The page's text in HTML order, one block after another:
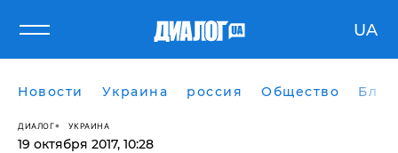
UA
Новости Украина россия Общество
ДИАЛОГ УКРАИНА
19 октября 2017, 10:28